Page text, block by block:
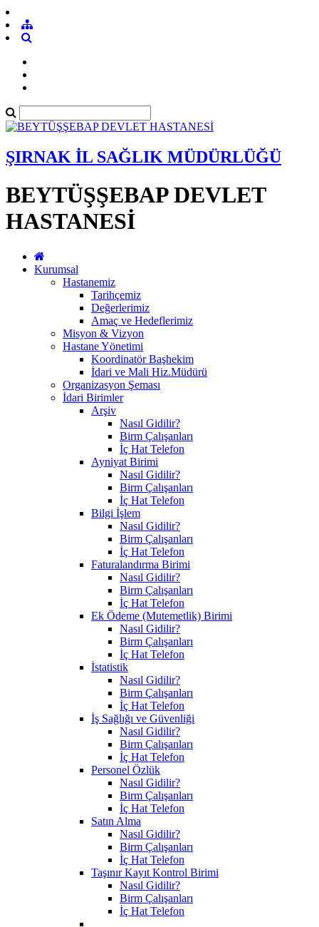
ŞIRNAK İL SAĞLIK MÜDÜRLÜĞÜ
BEYTÜŞŞEBAP DEVLET
HASTANESİ
Kurumsal
Hastanemiz
Tarihçemiz
Değerlerimiz
Amaç ve Hedeflerimiz
Misyon & Vizyon
Hastane Yönetimi
Koordinatör Başhekim
İdari ve Mali Hiz.Müdürü
Organizasyon Şeması
İdari Birimler
Arşiv
Nasıl Gidilir?
Birm Çalışanları
İç Hat Telefon
Ayniyat Birimi
Nasıl Gidilir?
Birm Çalışanları
İç Hat Telefon
Bilgi İşlem
Nasıl Gidilir?
Birm Çalışanları
İç Hat Telefon
Faturalandırma Birimi
Nasıl Gidilir?
Birm Çalışanları
İç Hat Telefon
Ek Ödeme (Mutemetlik) Birimi
Nasıl Gidilir?
Birm Çalışanları
İç Hat Telefon
İstatistik
Nasıl Gidilir?
Birm Çalışanları
İç Hat Telefon
İş Sağlığı ve Güvenliği
Nasıl Gidilir?
Birm Çalışanları
İç Hat Telefon
Personel Özlük
Nasıl Gidilir?
Birm Çalışanları
İç Hat Telefon
Satın Alma
Nasıl Gidilir?
Birm Çalışanları
İç Hat Telefon
Taşınır Kayıt Kontrol Birimi
Nasıl Gidilir?
Birm Çalışanları
İç Hat Telefon